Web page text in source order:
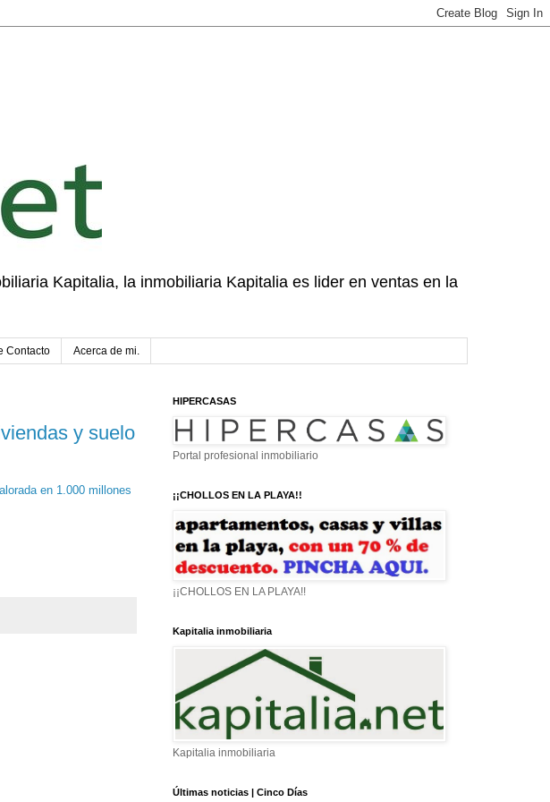
Kapitalia, la inmobiliaria Kapitalia es lider en ventas en la
Contacto Acerca de mi.
y suelo
en 1.000 millones
HIPERCASAS
Portal profesional inmobiliario
¡¡CHOLLOS EN LA PLAYA!!
¡¡CHOLLOS EN LA PLAYA!!
Kapitalia inmobiliaria
Kapitalia inmobiliaria
Últimas noticias | Cinco Días